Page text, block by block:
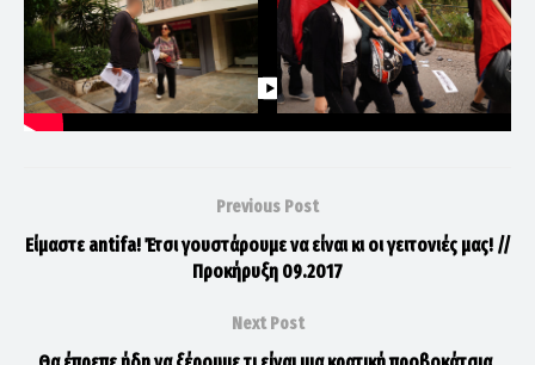
Previous Post
Είμαστε antifa! Έτσι γουστάρουμε να είναι κι οι γειτονιές μας! //
Προκήρυξη 09.2017
Next Post